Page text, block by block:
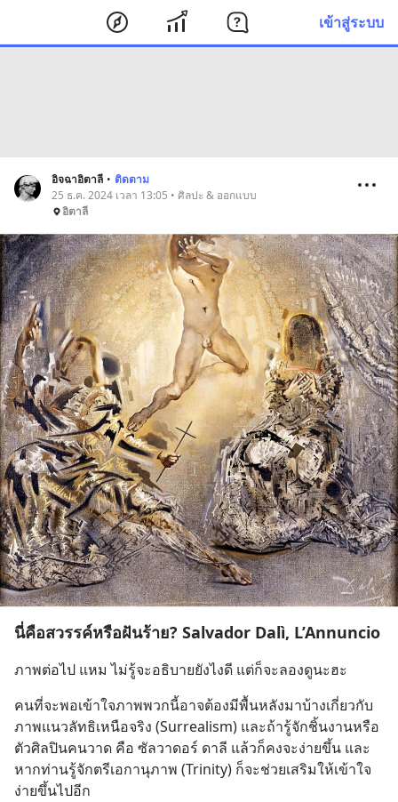
เข้าสู่ระบบ
อิจฉาอิตาลี • ติดตาม
25 ธ.ค. 2024 เวลา 13:05 • ศิลปะ & ออกแบบ
อิตาลี
นี่คือสวรรค์หรือฝันร้าย? Salvador Dalì, L’Annuncio
ภาพต่อไป แหม ไม่รู้จะอธิบายยังไงดี แต่ก็จะลองดูนะฮะ
คนที่จะพอเข้าใจภาพพวกนี้อาจต้องมีพื้นหลังมาบ้างเกี่ยวกับ
ภาพแนวลัทธิเหนือจริง (Surrealism) และถ้ารู้จักชิ้นงานหรือ
ตัวศิลปินคนวาด คือ ซัลวาดอร์ ดาลี แล้วก็คงจะง่ายขึ้น และ
หากท่านรู้จักตรีเอกานุภาพ (Trinity) ก็จะช่วยเสริมให้เข้าใจ
ง่ายขึ้นไปอีก